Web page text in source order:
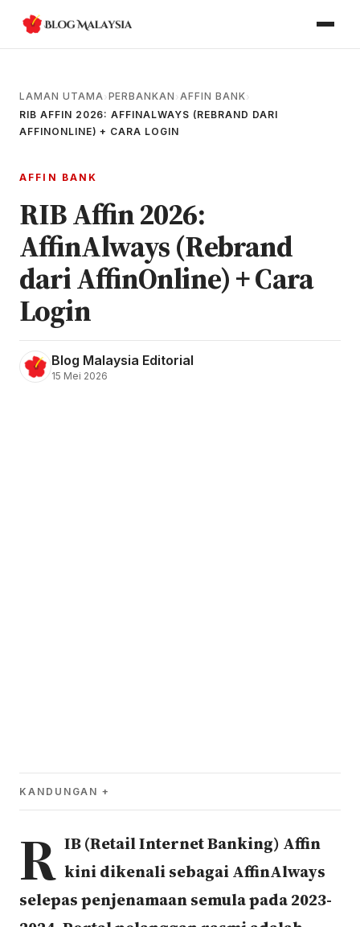
LAMAN UTAMA› PERBANKAN ›AFFIN BANK›
RIB AFFIN 2026: AFFINALWAYS (REBRAND DARI
AFFINONLINE) + CARA LOGIN
AFFIN BANK
RIB Affin 2026:
AffinAlways (Rebrand
dari AffinOnline) + Cara
Login
Blog Malaysia Editorial
15 Mei 2026
KANDUNGAN
R IB (Retail Internet Banking) Affin
kini dikenali sebagai AffinAlways
selepas penjenamaan semula pada 2023-